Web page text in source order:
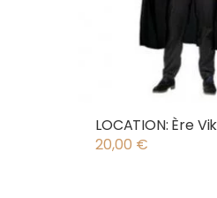
LOCATION: Ère
20,00 €